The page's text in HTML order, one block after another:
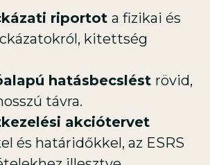
riportot a fizikai és
kitettség
hatásbecslést rövid,
távra.
akciótervet
és határidőkkel, az ESRS